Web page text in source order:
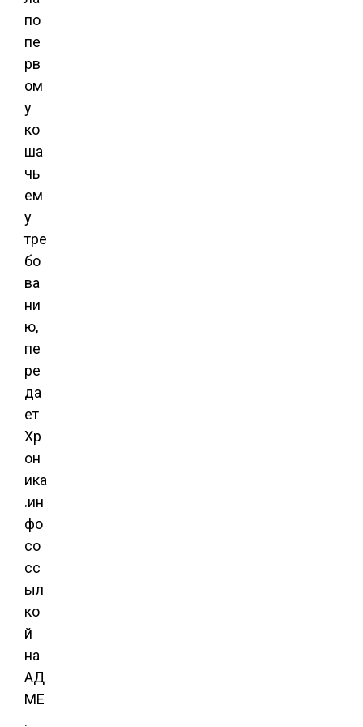
по
пе
рв
ом
у
ко
ша
чь
ем
у
тре
бо
ва
ни
ю,
пе
ре
да
ет
Хр
он
ика
.ин
фо
со
сс
ыл
ко
й
на
АД
МЕ
.